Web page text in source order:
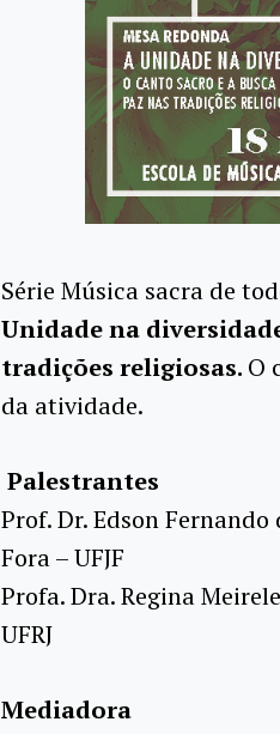
Série Música sacra de
Unidade na
tradições religiosas. O
da atividade.
Palestrantes
Prof. Dr. Edson
Fora – UFJF
Profa. Dra. Regina
UFRJ
Mediadora